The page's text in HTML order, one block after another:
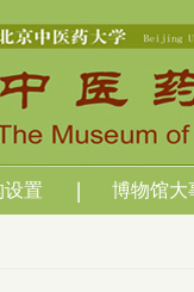
设置 博物馆大